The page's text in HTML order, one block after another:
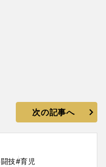
次の記事へ
技#育児